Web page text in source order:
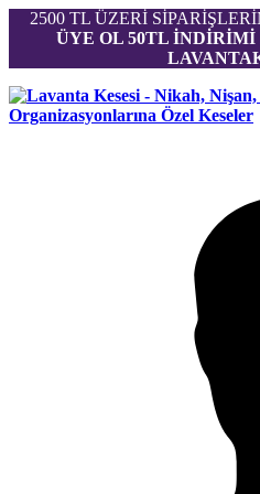
2500 TL ÜZERİ
ÜYE OL 50TL İNDİRİMİ